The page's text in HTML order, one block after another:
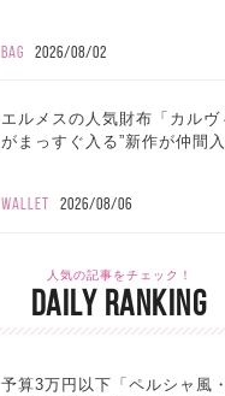
BAG 2026/08/02
エルメスの人気財布「カルヴ
がまっすぐ入る”新作が仲間
WALLET 2026/08/06
人気の記事をチェック！
DAILY RANKING
予算3万円以下「ペルシャ風